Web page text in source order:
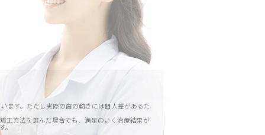
ます。ただし実際の歯の動きには個人差があるた
正方法を選んだ場合でも、満足のいく治療結果が